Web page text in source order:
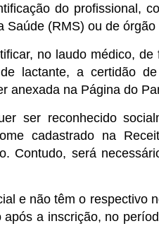
do profissional,
(RMS) ou de órgão
no laudo médico, de
lactante, a certidão
anexada na Página do
ser reconhecido
cadastrado na
Contudo, será
e não têm o respectivo
a inscrição, no